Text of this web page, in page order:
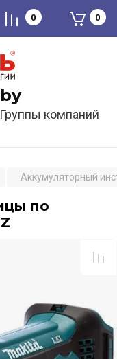
компаний
0 0
Аккумуляторный
по